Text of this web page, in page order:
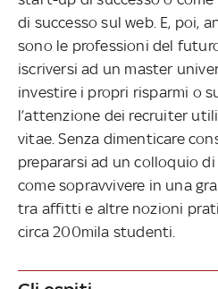
di successo sul web. E, poi,
sono le professioni del
iscriversi ad un master
investire i propri risparmi o
l’attenzione dei recruiter
vitae. Senza dimenticare
prepararsi ad un colloquio
come sopravvivere in una
tra affitti e altre nozioni
circa 200mila studenti.